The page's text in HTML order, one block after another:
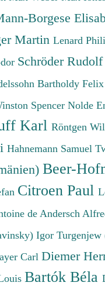
Borgese
Martin Lenard
Schröder
Bartholdy Felix
Spencer Nolde
Karl Röntgen
Hahnemann Samuel
Beer-
Citroen Paul
de Andersch
Igor Turgenjew
Carl Diemer
Bartók Béla